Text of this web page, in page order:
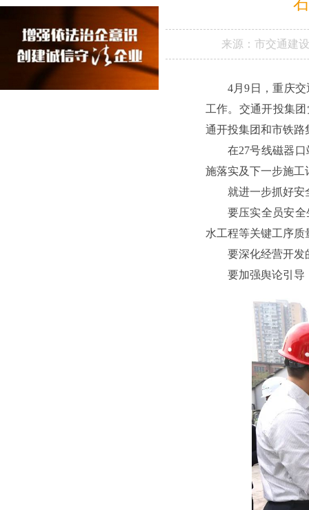
来源： 市交通建
4月9日，重庆
工作。交通开投集
通开投集团和市铁路
在27号线磁器
施落实及下一步施
就进一步抓好安
要压实全员安
水工程等关键工序
要深化经营开发
要加强舆论引导